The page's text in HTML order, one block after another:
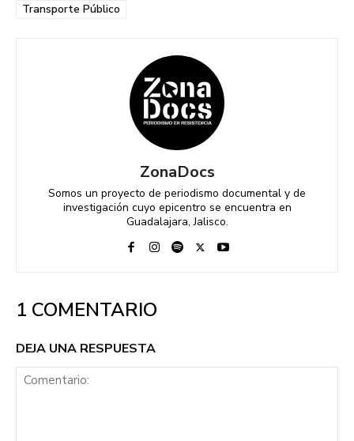
Transporte Público
ZonaDocs
Somos un proyecto de periodismo documental y de
investigación cuyo epicentro se encuentra en
Guadalajara, Jalisco.
1 COMENTARIO
DEJA UNA RESPUESTA